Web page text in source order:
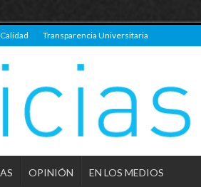
Transparencia Universitaria
OPINIÓN EN LOS MEDIOS